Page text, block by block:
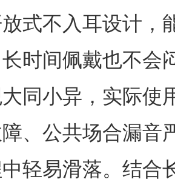
式不入耳设计，
时间佩戴也不会
同小异，实际使
、公共场合漏音
轻易滑落。结合